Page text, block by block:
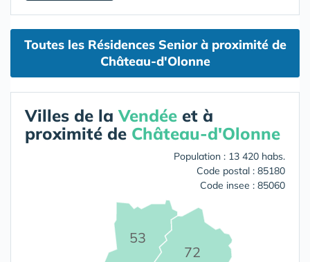
Toutes les Résidences Senior à proximité de
Château-d'Olonne
Villes de laVendée et à
proximité de Château-d'Olonne
Population : 13 420 habs.
Code postal : 85180
Code insee : 85060
53
72